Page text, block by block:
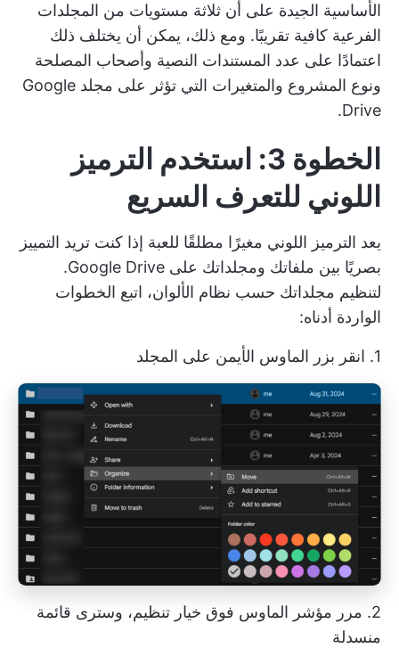
الأساسية الجيدة على أن ثلاثة مستويات من المجلدات
الفرعية كافية تقريبًا. ومع ذلك، يمكن أن يختلف ذلك
اعتمادًا على عدد المستندات النصية وأصحاب المصلحة
ونوع المشروع والمتغيرات التي تؤثر على مجلد Google
Drive.
الخطوة 3: استخدم الترميز
اللوني للتعرف السريع
يعد الترميز اللوني مغيرًا مطلقًا للعبة إذا كنت تريد التمييز
بصريًا بين ملفاتك ومجلداتك على Google Drive.
لتنظيم مجلداتك حسب نظام الألوان، اتبع الخطوات
الواردة أدناه:
1. انقر بزر الماوس الأيمن على المجلد
2. مرر مؤشر الماوس فوق خيار تنظيم، وسترى قائمة
منسدلة